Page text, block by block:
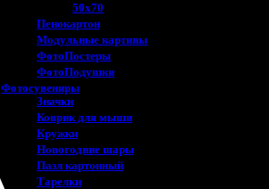
50х70
Пенокартон
Модульные картины
ФотоПостеры
ФотоПодушки
Фотоcувениры
Значки
Коврик для мыши
Кружки
Новогодние шары
Пазл картонный
Тарелки